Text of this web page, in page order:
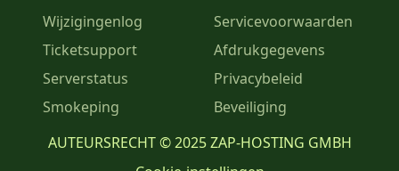
Wijzigingenlog
Ticketsupport
Serverstatus
Smokeping
Servicevoorwaarden
Afdrukgegevens
Privacybeleid
Beveiliging
AUTEURSRECHT © 2025 ZAP-HOSTING GMBH